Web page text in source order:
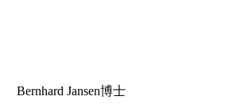
Bernhard Jansen博士